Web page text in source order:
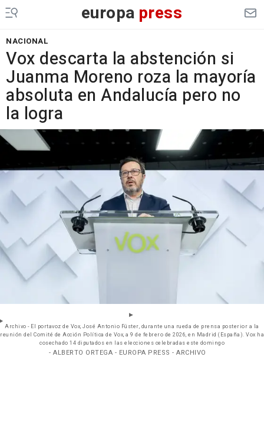
europa press
NACIONAL
Vox descarta la abstención si
Juanma Moreno roza la mayoría
absoluta en Andalucía pero no
la logra
Archivo - El portavoz de Vox, José Antonio Fúster, durante una rueda de prensa posterior a la
reunión del Comité de Acción Política de Vox, a 9 de febrero de 2026, en Madrid (España). Vox ha
cosechado 14 diputados en las elecciones celebradas este domingo
- ALBERTO ORTEGA - EUROPA PRESS - ARCHIVO